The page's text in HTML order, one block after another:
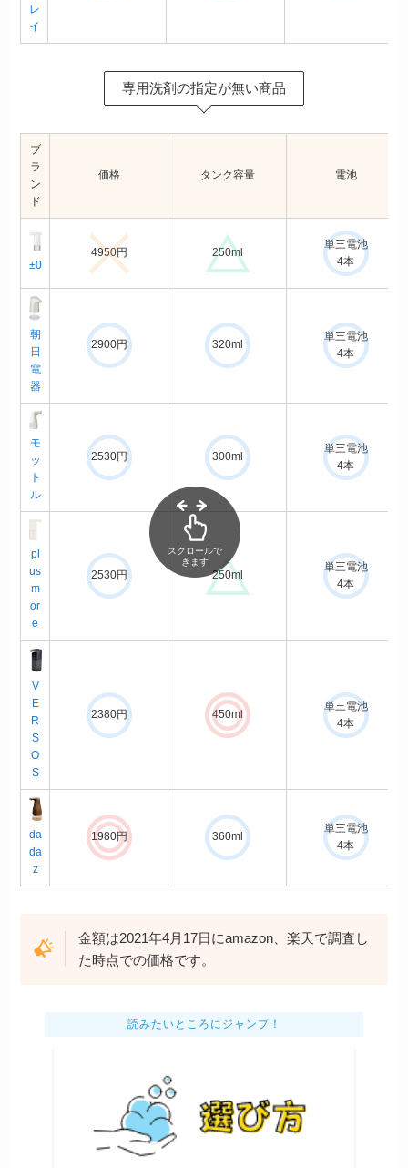
レ
イ
専用洗剤の指定が無い商品
ブ
ラ
ン
ド
価格 タンク容量 電池
±0
4950円 250ml
単三電池
4本
朝
日
電
器
2900円 320ml
単三電池
4本
モ
ッ
ト
ル
2530円 300ml
単三電池
4本
pl
us
m
or
e
2530円 250ml
単三電池
4本
V
E
R
S
O
S
2380円 450ml
単三電池
4本
da
da
z
1980円 360ml
単三電池
4本
スクロールで
きます
金額は2021年4月17日にamazon、楽天で調査し
た時点での価格です。
読みたいところにジャンプ！